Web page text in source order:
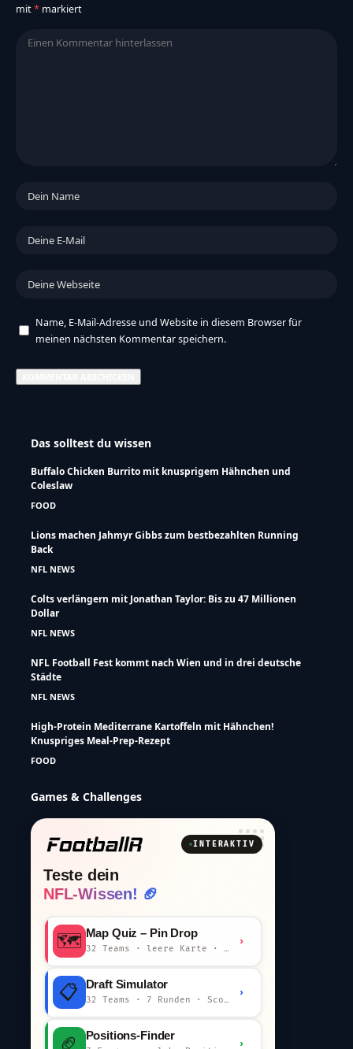
mit* markiert
Name, E-Mail-Adresse und Website in diesem Browser für
meinen nächsten Kommentar speichern.
Das solltest du wissen
Buffalo Chicken Burrito mit knusprigem Hähnchen und
Coleslaw
FOOD
Lions machen Jahmyr Gibbs zum bestbezahlten Running
Back
NFL NEWS
Colts verlängern mit Jonathan Taylor: Bis zu 47 Millionen
Dollar
NFL NEWS
NFL Football Fest kommt nach Wien und in drei deutsche
Städte
NFL NEWS
High-Protein Mediterrane Kartoffeln mit Hähnchen!
Knuspriges Meal-Prep-Rezept
FOOD
Games & Challenges
INTERAKTIV
Teste dein
NFL-Wissen! 🏈
🗺️ Map Quiz – Pin Drop
32 Teams · leere Karte · km-Wertung
›
📋 Draft Simulator
32 Teams · 7 Runden · Scout-Kommentar
›
🏈 Positions-Finder
›